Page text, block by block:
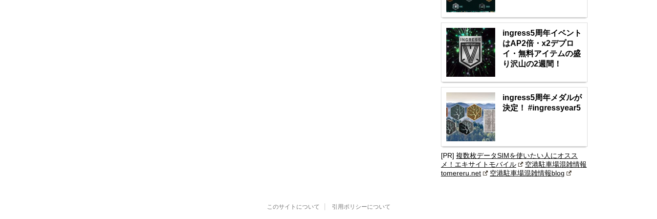
ingress5周年イベント
はAP2倍・x2デプロ
イ・無料アイテムの盛
り沢山の2週間！
ingress5周年メダルが
決定！ #ingressyear5
[PR] 複数枚データSIMを使いたい人にオスス
メ！エキサイトモバイル
空港駐車場混雑情報
tomereru.net
空港駐車場混雑情報blog
このサイトについて 引用ポリシーについて